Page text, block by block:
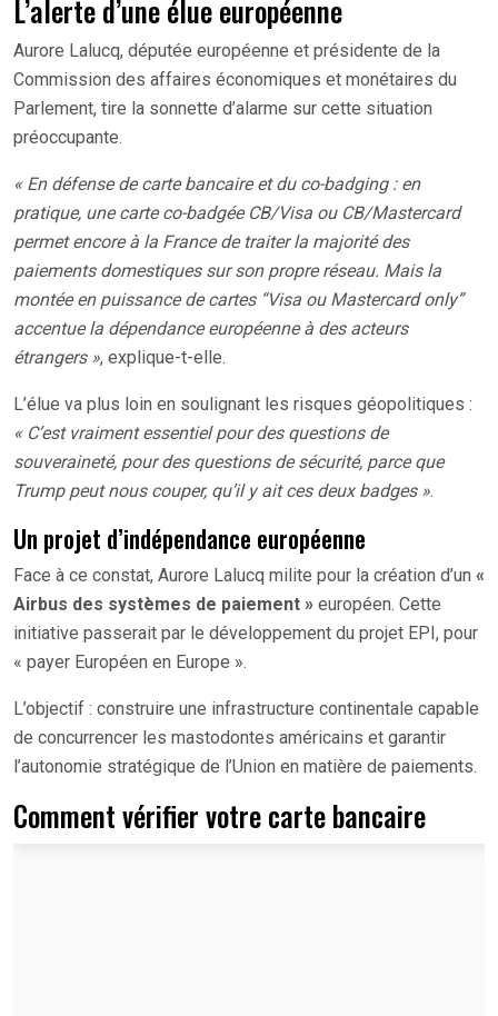
L’alerte d’une élue européenne
Aurore Lalucq, députée européenne et présidente de la
Commission des affaires économiques et monétaires du
Parlement, tire la sonnette d’alarme sur cette situation
préoccupante.
« En défense de carte bancaire et du co-badging : en
pratique, une carte co-badgée CB/Visa ou CB/Mastercard
permet encore à la France de traiter la majorité des
paiements domestiques sur son propre réseau. Mais la
montée en puissance de cartes “Visa ou Mastercard only”
accentue la dépendance européenne à des acteurs
étrangers », explique-t-elle.
L’élue va plus loin en soulignant les risques géopolitiques :
« C’est vraiment essentiel pour des questions de
souveraineté, pour des questions de sécurité, parce que
Trump peut nous couper, qu’il y ait ces deux badges ».
Un projet d’indépendance européenne
Face à ce constat, Aurore Lalucq milite pour la création d’un «
Airbus des systèmes de paiement » européen. Cette
initiative passerait par le développement du projet EPI, pour
« payer Européen en Europe ».
L’objectif : construire une infrastructure continentale capable
de concurrencer les mastodontes américains et garantir
l’autonomie stratégique de l’Union en matière de paiements.
Comment vérifier votre carte bancaire